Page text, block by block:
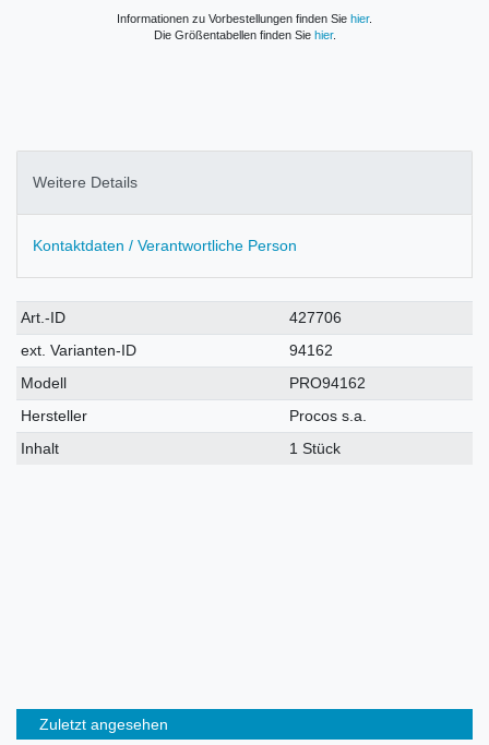
Informationen zu Vorbestellungen finden Sie hier.
Die Größentabellen finden Sie hier.
Weitere Details
Kontaktdaten / Verantwortliche Person
Technisches
Merkmal
Wert
Art.-ID
427706
ext. Varianten-ID
94162
Modell
PRO94162
Hersteller
Procos s.a.
Inhalt
1 Stück
Zuletzt angesehen